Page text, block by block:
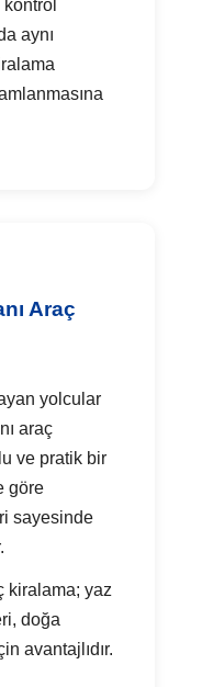
aynı
Araç
yolcular
araç
ve pratik bir
göre
sayesinde
kiralama; yaz
doğa
avantajlıdır.